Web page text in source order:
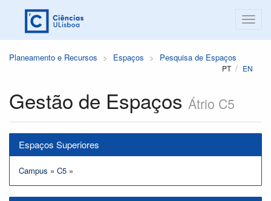
Planeamento e Recursos Espaços Pesquisa de Espaços
PT EN
Gestão de Espaços Átrio C5
Espaços Superiores
Campus » C5 »